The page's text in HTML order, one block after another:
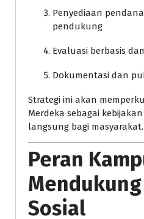
Penyediaan
pendukung
Evaluasi berbasis
Dokumentasi dan
Strategi ini akan
Merdeka sebagai
langsung bagi masyarakat.
Peran
Sosial